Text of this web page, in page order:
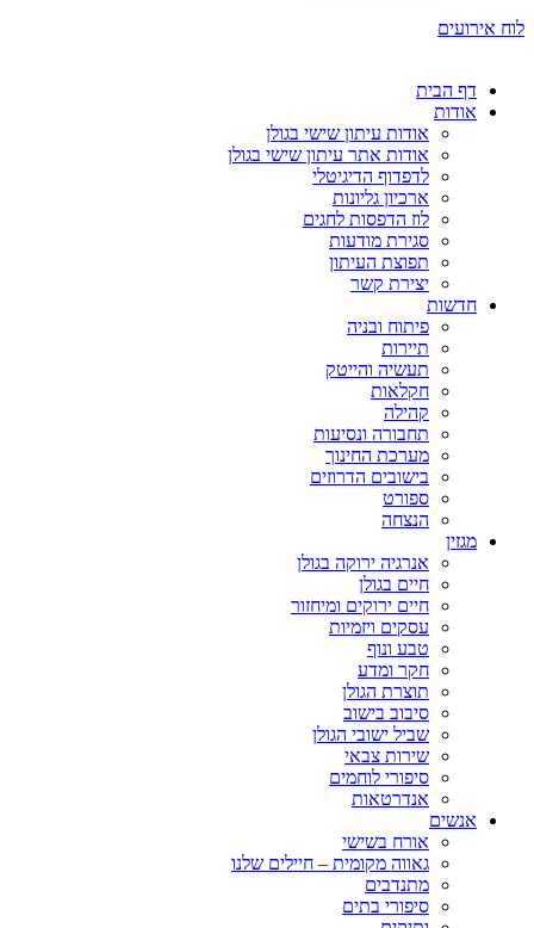
לוח אירועים
דף הבית
אודות
אודות עיתון שישי בגולן
אודות אתר עיתון שישי בגולן
לדפדוף הדיגיטלי
ארכיון גליונות
לוז הדפסות לחגים
סגירת מודעות
תפוצת העיתון
יצירת קשר
חדשות
פיתוח ובניה
תיירות
תעשיה והייטק
חקלאות
קהילה
תחבורה ונסיעות
מערכת החינוך
בישובים הדרוזים
ספורט
הנצחה
מגזין
אנרגיה ירוקה בגולן
חיים בגולן
חיים ירוקים ומיחזור
עסקים ויזמיות
טבע ונוף
חקר ומדע
תוצרת הגולן
סיבוב בישוב
שביל ישובי הגולן
שירות צבאי
סיפורי לוחמים
אנדרטאות
אנשים
אורח בשישי
גאווה מקומית – חיילים שלנו
מתנדבים
סיפורי בתים